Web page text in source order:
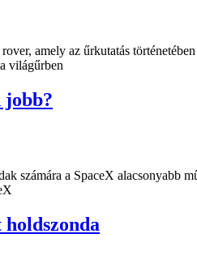
amely az űrkutatás
világűrben
jobb?
számára a SpaceX alacsonyabb